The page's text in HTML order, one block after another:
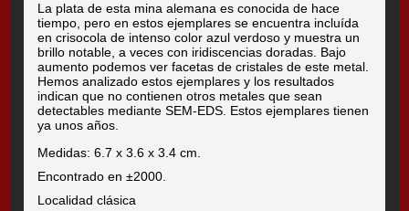
La plata de esta mina alemana es conocida de hace
tiempo, pero en estos ejemplares se encuentra incluída
en crisocola de intenso color azul verdoso y muestra un
brillo notable, a veces con iridiscencias doradas. Bajo
aumento podemos ver facetas de cristales de este metal.
Hemos analizado estos ejemplares y los resultados
indican que no contienen otros metales que sean
detectables mediante SEM-EDS. Estos ejemplares tienen
ya unos años.
Medidas: 6.7 x 3.6 x 3.4 cm.
Encontrado en ±2000.
Localidad clásica